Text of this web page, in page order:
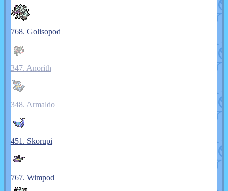
768. Golisopod
347. Anorith
348. Armaldo
451. Skorupi
767. Wimpod